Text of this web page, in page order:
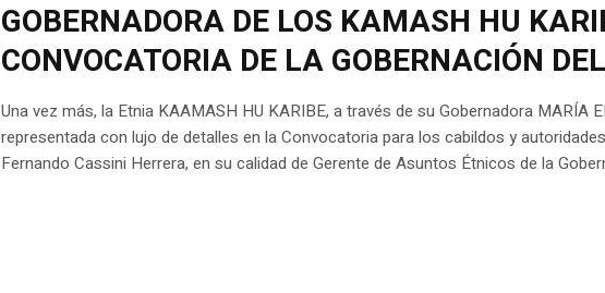
GOBERNADORA DE LOS KAMASH HU
CONVOCATORIA DE LA GOBERNACIÓN
Una vez más, la Etnia KAAMASH HU KARIBE, a través de su Gobernadora MARÍA
representada con lujo de detalles en la Convocatoria para los cabildos y
Fernando Cassini Herrera, en su calidad de Gerente de Asuntos Étnicos de la